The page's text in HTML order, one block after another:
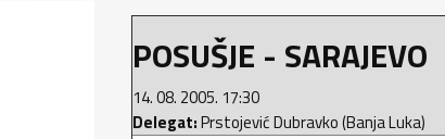
POSUŠJE - SARAJEVO
14. 08. 2005. 17:30
Delegat:Prstojević Dubravko (Banja Luka)